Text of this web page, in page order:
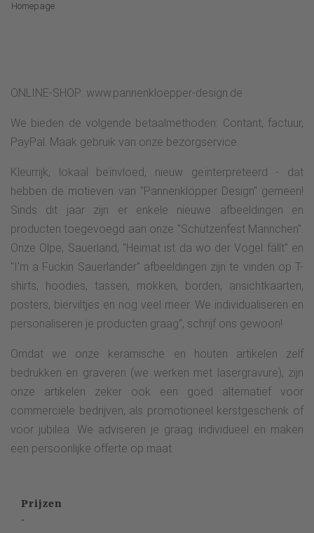
Homepage
ONLINE-SHOP: www.pannenkloepper-design.de
We bieden de volgende betaalmethoden: Contant, factuur,
PayPal. Maak gebruik van onze bezorgservice.
Kleurrijk, lokaal beïnvloed, nieuw geïnterpreteerd - dat
hebben de motieven van "Pannenklöpper Design" gemeen!
Sinds dit jaar zijn er enkele nieuwe afbeeldingen en
producten toegevoegd aan onze "Schützenfest Männchen".
Onze Olpe, Sauerland, "Heimat ist da wo der Vogel fällt" en
"I'm a Fuckin Sauerländer" afbeeldingen zijn te vinden op T-
shirts, hoodies, tassen, mokken, borden, ansichtkaarten,
posters, bierviltjes en nog veel meer. We individualiseren en
personaliseren je producten graag", schrijf ons gewoon!
Omdat we onze keramische en houten artikelen zelf
bedrukken en graveren (we werken met lasergravure), zijn
onze artikelen zeker ook een goed alternatief voor
commerciële bedrijven, als promotioneel kerstgeschenk of
voor jubilea. We adviseren je graag individueel en maken
een persoonlijke offerte op maat.
Prijzen
-